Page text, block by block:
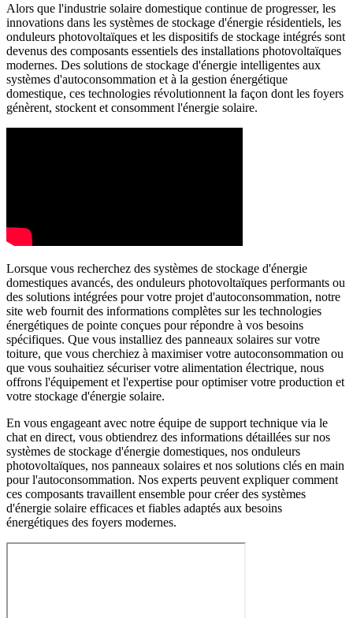
Alors que l'industrie solaire domestique continue de progresser, les
innovations dans les systèmes de stockage d'énergie résidentiels, les
onduleurs photovoltaïques et les dispositifs de stockage intégrés sont
devenus des composants essentiels des installations photovoltaïques
modernes. Des solutions de stockage d'énergie intelligentes aux
systèmes d'autoconsommation et à la gestion énergétique
domestique, ces technologies révolutionnent la façon dont les foyers
génèrent, stockent et consomment l'énergie solaire.
Lorsque vous recherchez des systèmes de stockage d'énergie
domestiques avancés, des onduleurs photovoltaïques performants ou
des solutions intégrées pour votre projet d'autoconsommation, notre
site web fournit des informations complètes sur les technologies
énergétiques de pointe conçues pour répondre à vos besoins
spécifiques. Que vous installiez des panneaux solaires sur votre
toiture, que vous cherchiez à maximiser votre autoconsommation ou
que vous souhaitiez sécuriser votre alimentation électrique, nous
offrons l'équipement et l'expertise pour optimiser votre production et
votre stockage d'énergie solaire.
En vous engageant avec notre équipe de support technique via le
chat en direct, vous obtiendrez des informations détaillées sur nos
systèmes de stockage d'énergie domestiques, nos onduleurs
photovoltaïques, nos panneaux solaires et nos solutions clés en main
pour l'autoconsommation. Nos experts peuvent expliquer comment
ces composants travaillent ensemble pour créer des systèmes
d'énergie solaire efficaces et fiables adaptés aux besoins
énergétiques des foyers modernes.